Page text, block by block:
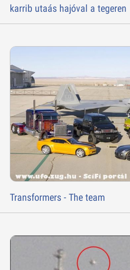
karrib utaás hajóval a tegeren
Transformers - The team